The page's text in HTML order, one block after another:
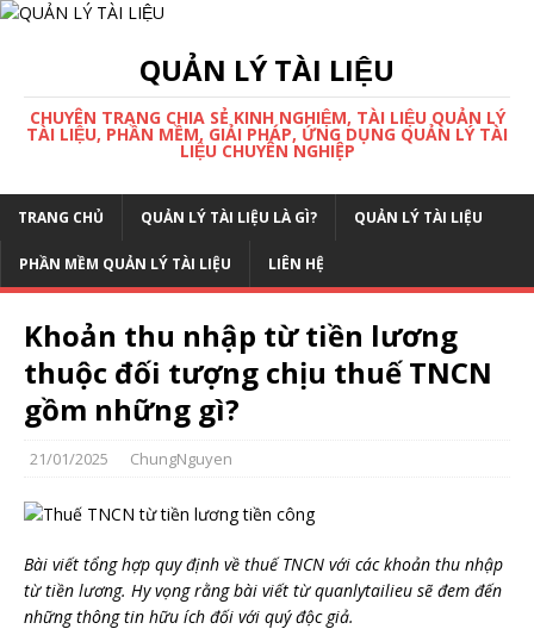
QUẢN LÝ TÀI LIỆU
CHUYÊN TRANG CHIA SẺ KINH NGHIỆM, TÀI LIỆU QUẢN LÝ
TÀI LIỆU, PHẦN MỀM, GIẢI PHÁP, ỨNG DỤNG QUẢN LÝ TÀI
LIỆU CHUYÊN NGHIỆP
TRANG CHỦ QUẢN LÝ TÀI LIỆU LÀ GÌ? QUẢN LÝ TÀI LIỆU
PHẦN MỀM QUẢN LÝ TÀI LIỆU LIÊN HỆ
Khoản thu nhập từ tiền lương
thuộc đối tượng chịu thuế TNCN
gồm những gì?
21/01/2025 ChungNguyen
Bài viết tổng hợp quy định về thuế TNCN với các khoản thu nhập
từ tiền lương. Hy vọng rằng bài viết từ quanlytailieu sẽ đem đến
những thông tin hữu ích đối với quý độc giả.